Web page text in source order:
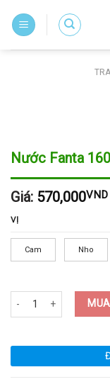
Nước Fanta
Giá: 570,000VND
VỊ
Cam Nho
Nước Fanta 160ml Nhật